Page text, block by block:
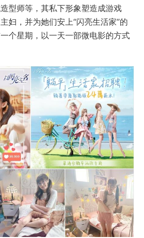
型师等，其私下形象塑造成游戏
妇，并为她们安上“闪亮生活家”的
个星期，以一天一部微电影的方式